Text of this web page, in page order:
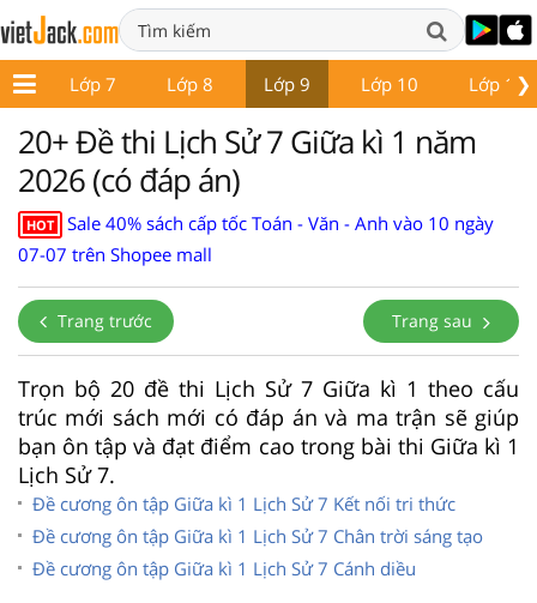
❯
6 Lớp 7 Lớp 8 Lớp 9 Lớp 10 Lớp 11
20+ Đề thi Lịch Sử 7 Giữa kì 1 năm
2026 (có đáp án)
HOT
Sale 40% sách cấp tốc Toán - Văn - Anh vào 10 ngày
07-07 trên Shopee mall
Trang trước Trang sau
Trọn bộ 20 đề thi Lịch Sử 7 Giữa kì 1 theo cấu
trúc mới sách mới có đáp án và ma trận sẽ giúp
bạn ôn tập và đạt điểm cao trong bài thi Giữa kì 1
Lịch Sử 7.
Đề cương ôn tập Giữa kì 1 Lịch Sử 7 Kết nối tri thức
Đề cương ôn tập Giữa kì 1 Lịch Sử 7 Chân trời sáng tạo
Đề cương ôn tập Giữa kì 1 Lịch Sử 7 Cánh diều